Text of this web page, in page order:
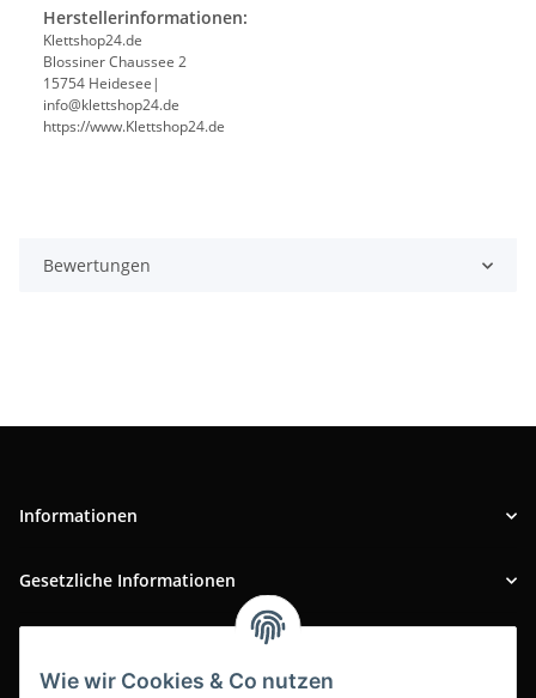
Wie wir Cookies & Co nutzen
Herstellerinformationen:
Klettshop24.de
Blossiner Chaussee 2
15754 Heidesee|
info@klettshop24.de
https://www.Klettshop24.de
Bewertungen
Informationen
Gesetzliche Informationen